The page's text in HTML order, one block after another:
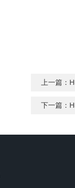
上一篇：
下一篇：